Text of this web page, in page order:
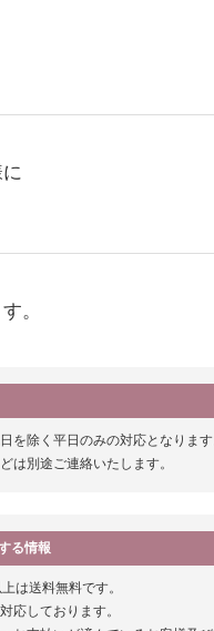
。
を除く平日のみの対応となりま
は別途ご連絡いたします。
る情報
は送料無料です。
応しております。